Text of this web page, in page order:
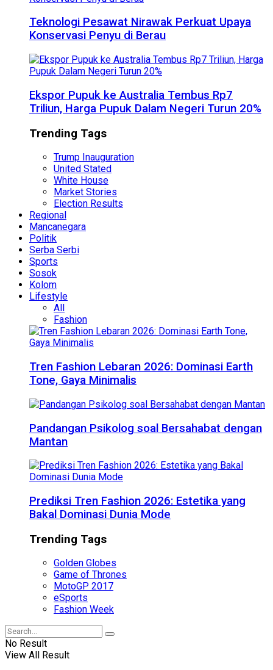
Teknologi Pesawat Nirawak Perkuat Upaya
Konservasi Penyu di Berau
Ekspor Pupuk ke Australia Tembus Rp7
Triliun, Harga Pupuk Dalam Negeri Turun 20%
Trending Tags
Trump Inauguration
United Stated
White House
Market Stories
Election Results
Regional
Mancanegara
Politik
Serba Serbi
Sports
Sosok
Kolom
Lifestyle
All
Fashion
Tren Fashion Lebaran 2026: Dominasi Earth
Tone, Gaya Minimalis
Pandangan Psikolog soal Bersahabat dengan
Mantan
Prediksi Tren Fashion 2026: Estetika yang
Bakal Dominasi Dunia Mode
Trending Tags
Golden Globes
Game of Thrones
MotoGP 2017
eSports
Fashion Week
No Result
View All Result